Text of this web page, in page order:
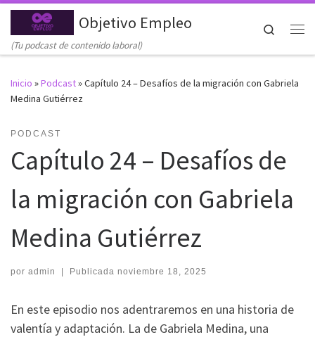
Saltar al contenidoObjetivo Empleo
(Tu podcast de contenido laboral)
Search
Inicio »Podcast»Capítulo 24 – Desafíos de la migración con Gabriela
Medina Gutiérrez
PODCAST
Capítulo 24 – Desafíos de
la migración con Gabriela
Medina Gutiérrez
por admin | Publicada noviembre 18, 2025
En este episodio nos adentraremos en una historia de
valentía y adaptación. La de Gabriela Medina, una